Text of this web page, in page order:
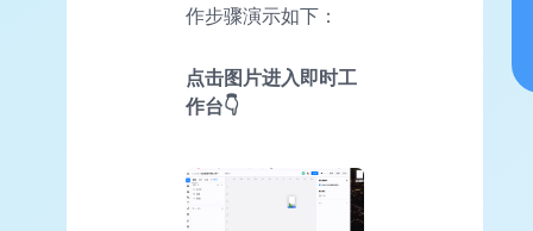
作步骤演示如下：
点击图片进入即时工
作台👇